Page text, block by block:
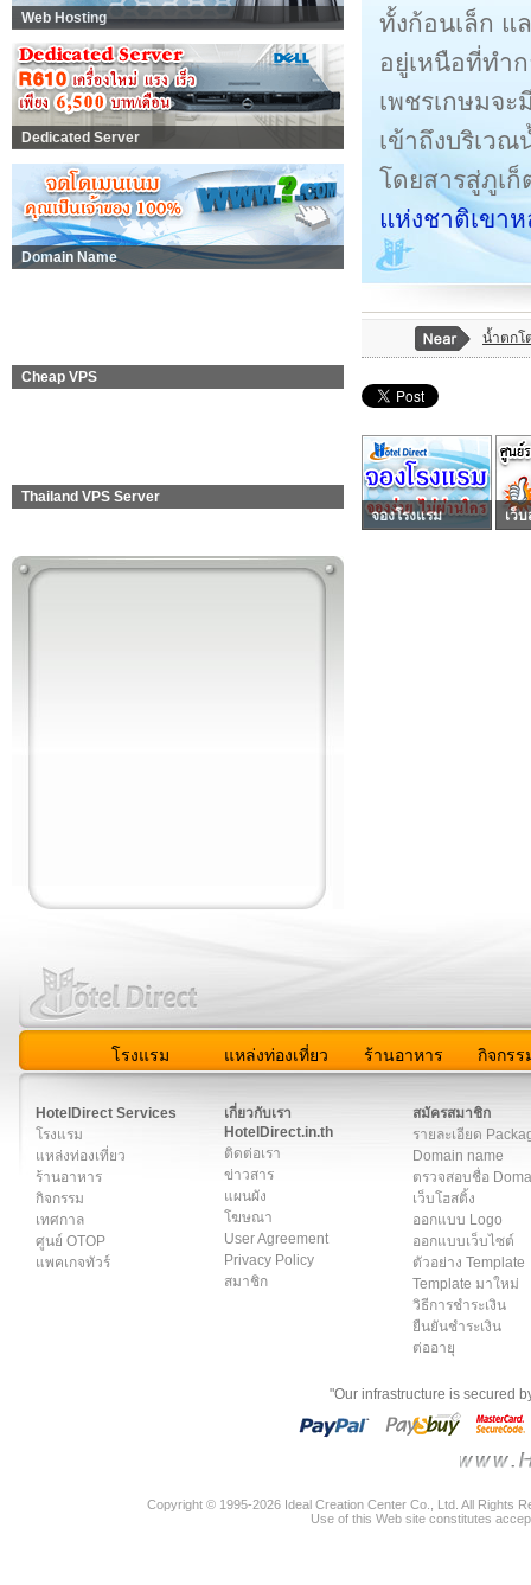
Web Hosting
Dedicated Server
Domain Name
Cheap VPS
Thailand VPS Server
ทั้งก้อนเล็ก แ
อยู่เหนือที่ทำ
เพชรเกษมจ
เข้าถึงบริเว
โดยสารสู่ภูเ
แห่งชาติเขา
น้ำตกโ
จองโรงแรม เว็
โรงแรม แหล่งท่องเที่ยว ร้านอาหาร กิจกรร
HotelDirect Services
โรงแรม
แหล่งท่องเที่ยว
ร้านอาหาร
กิจกรรม
เทศกาล
ศูนย์ OTOP
แพคเกจทัวร์
เกี่ยวกับเรา
HotelDirect.in.th
ติดต่อเรา
ข่าวสาร
แผนผัง
โฆษณา
User Agreement
Privacy Policy
สมาชิก
สมัครสมาชิก
รายละเอียด
Domain name
ตรวจสอบชื่อ
เว็บโฮสติ้ง
ออกแบบ Logo
ออกแบบเว็บไซต์
ตัวอย่าง Template
Template มาใหม่
วิธีการชำระเงิน
ยืนยันชำระเงิน
ต่ออายุ
"Our infrastructure is secured
Copyright © 1995-2026 Ideal Creation Center Co., Ltd. All Rights
Use of this Web site constitutes